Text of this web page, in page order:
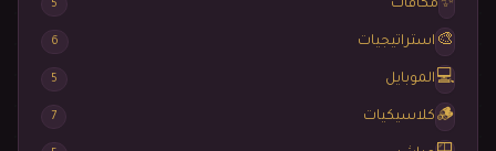
✨ مكافآت 5
🎨 استراتيجيات 6
💻 الموبايل 5
🪵 كلاسيكيات 7